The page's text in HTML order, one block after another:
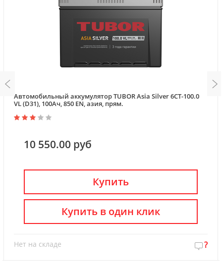
Автомобильный аккумулятор TUBOR Asia Silver 6СТ-100.0
VL (D31), 100Ач, 850 EN, азия, прям.
10 550.00 руб
Купить
Нет на складе ?
Купить в один клик